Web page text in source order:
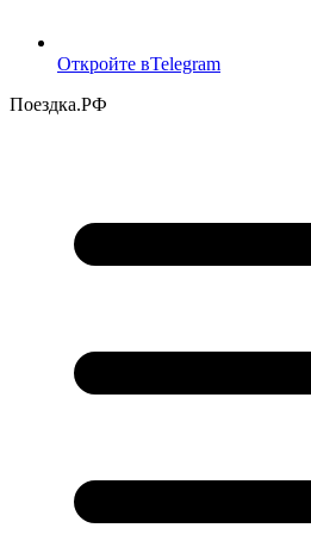
Откройте вTelegram
Поездка.РФ